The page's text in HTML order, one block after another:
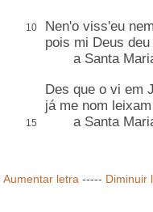
10
Nen'o viss'eu
pois mi Deus
a Santa
Des que o vi em
já me nom
15 a Santa
Aumentar letra ----- Diminuir